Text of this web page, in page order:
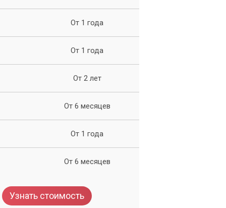
От 1 года
От 1 года
От 2 лет
От 6 месяцев
От 1 года
От 6 месяцев
Узнать стоимость